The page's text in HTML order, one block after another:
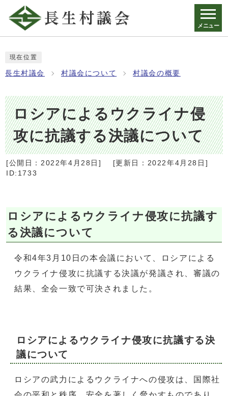
メニュー
現在位置
長生村議会 村議会について 村議会の概要
ロシアによるウクライナ侵
攻に抗議する決議について
[公開日： 2022年4月28日 ] [更新日： 2022年4月28日 ]
ID:1733
ロシアによるウクライナ侵攻に抗議す
る決議について
令和4年3月10日の本会議において、ロシアによる
ウクライナ侵攻に抗議する決議が発議され、審議の
結果、全会一致で可決されました。
ロシアによるウクライナ侵攻に抗議する決
議について
ロシアの武力によるウクライナへの侵攻は、国際社